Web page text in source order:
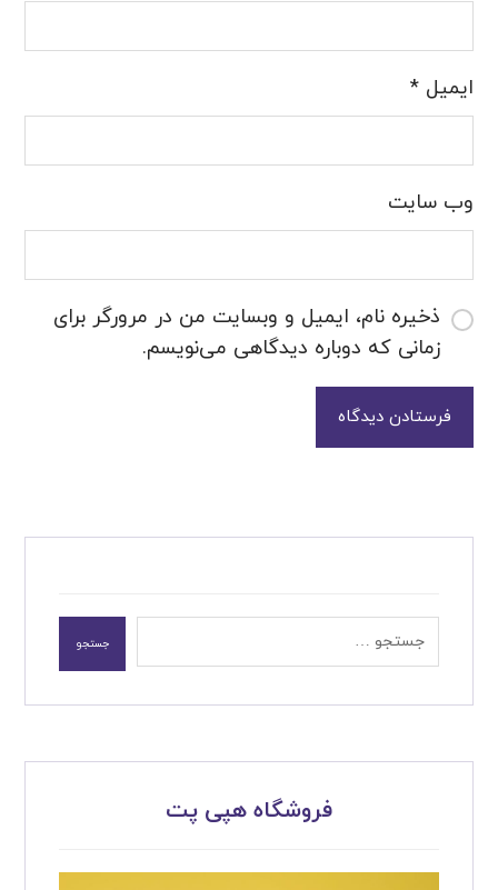
ایمیل*
وب‌ سایت
ذخیره نام، ایمیل و وبسایت من در مرورگر برای
زمانی که دوباره دیدگاهی می‌نویسم.
فرستادن دیدگاه
جستجو
فروشگاه هپی پت